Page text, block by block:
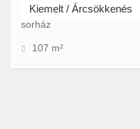
Kiemelt / Árcsökkenés
sorház
107 m²